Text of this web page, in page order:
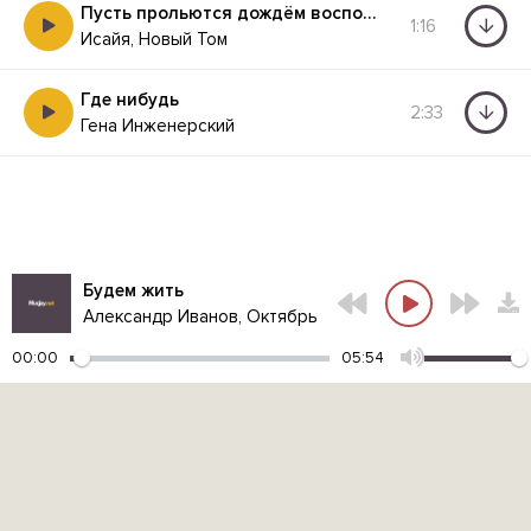
Пусть прольются дождём воспоминания
Исайя, Новый Том
1:16
Где нибудь
Гена Инженерский
2:33
Будем жить
Александр Иванов, Октябрь
00:00 05:54